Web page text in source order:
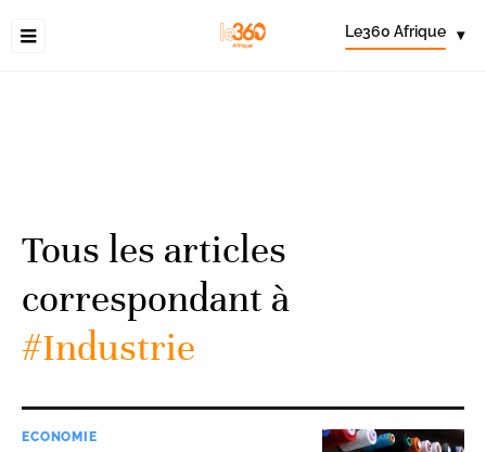
Le360 Afrique ▾
Tous les articles
correspondant à
#Industrie
ECONOMIE